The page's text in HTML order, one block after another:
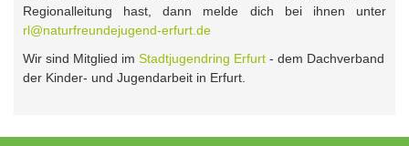
Regionalleitung hast, dann melde dich bei ihnen unter
rl@naturfreundejugend-erfurt.de
Wir sind Mitglied im Stadtjugendring Erfurt - dem Dachverband
der Kinder- und Jugendarbeit in Erfurt.